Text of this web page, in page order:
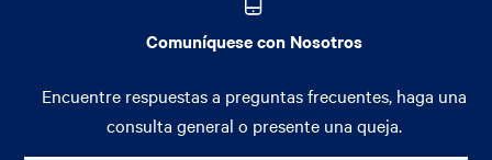
Comuníquese con Nosotros
Encuentre respuestas a preguntas frecuentes, haga una
consulta general o presente una queja.